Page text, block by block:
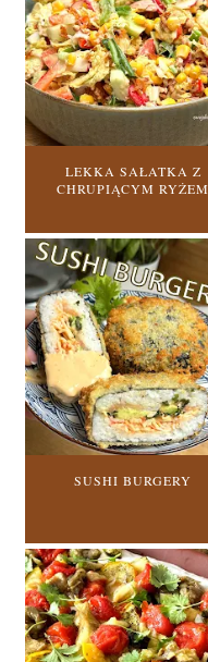
LEKKA SAŁATKA Z
CHRUPIĄCYM RYŻEM
SUSHI BURGERY